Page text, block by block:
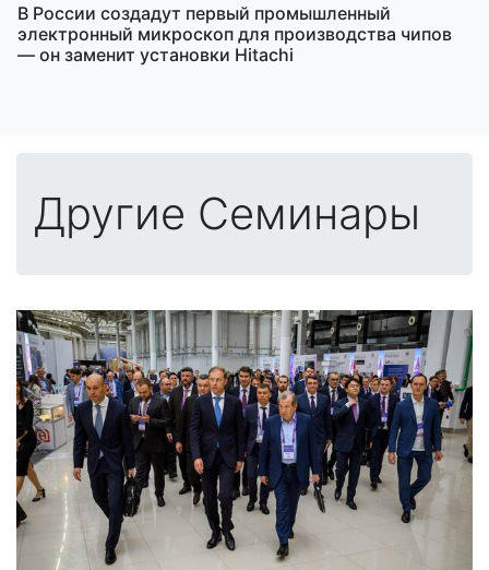
В России создадут первый промышленный
электронный микроскоп для производства чипов
— он заменит установки Hitachi
Другие Семинары